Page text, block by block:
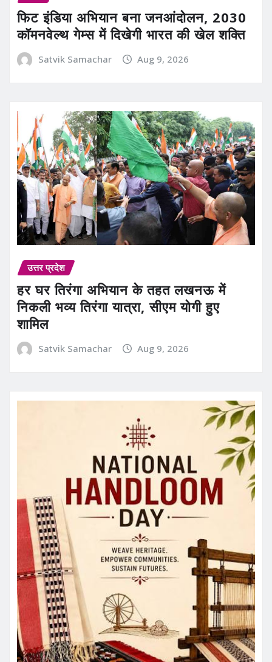
फिट इंडिया अभियान बना जनआंदोलन, 2030
कॉमनवेल्थ गेम्स में दिखेगी भारत की खेल शक्ति
Satvik Samachar Aug 9, 2026
उत्तर प्रदेश
हर घर तिरंगा अभियान के तहत लखनऊ में
निकली भव्य तिरंगा यात्रा, सीएम योगी हुए
शामिल
Satvik Samachar Aug 9, 2026